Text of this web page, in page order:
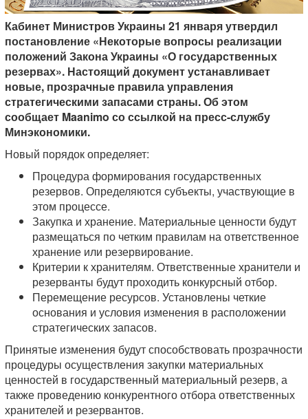
Кабинет Министров Украины 21 января утвердил
постановление «Некоторые вопросы реализации
положений Закона Украины «О государственных
резервах». Настоящий документ устанавливает
новые, прозрачные правила управления
стратегическими запасами страны. Об этом
сообщает Maanimo со ссылкой на пресс-службу
Минэкономики.
Новый порядок определяет:
Процедура формирования государственных
резервов. Определяются субъекты, участвующие в
этом процессе.
Закупка и хранение. Материальные ценности будут
размещаться по четким правилам на ответственное
хранение или резервирование.
Критерии к хранителям. Ответственные хранители и
резерванты будут проходить конкурсный отбор.
Перемещение ресурсов. Установлены четкие
основания и условия изменения в расположении
стратегических запасов.
Принятые изменения будут способствовать прозрачности
процедуры осуществления закупки материальных
ценностей в государственный материальный резерв, а
также проведению конкурентного отбора ответственных
хранителей и резервантов.